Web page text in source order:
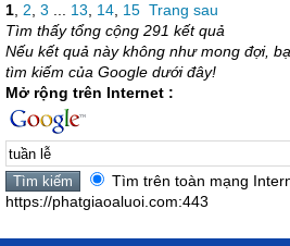
1 2 3 13 14 15 Trang sau
Tìm thấy tổng cộng 291 kết quả
Nếu kết quả này không như mong đợi,
tìm kiếm của Google dưới đây!
Mở rộng trên Internet :
Tìm trên toàn mạng
https://phatgiaoaluoi.com:443